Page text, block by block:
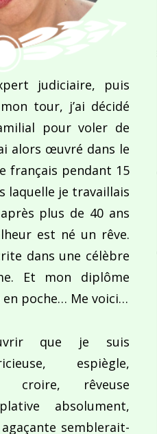
réduire les
– Jour 3 : Des Docs
judiciaire, puis
tour, j’ai décidé
pour voler de
alors œuvré dans le
français pendant 15
laquelle je travaillais
plus de 40 ans
est né un rêve.
dans une célèbre
Et mon diplôme
en poche… Me voici…
que je suis
espiègle,
croire, rêveuse
absolument,
semblerait-